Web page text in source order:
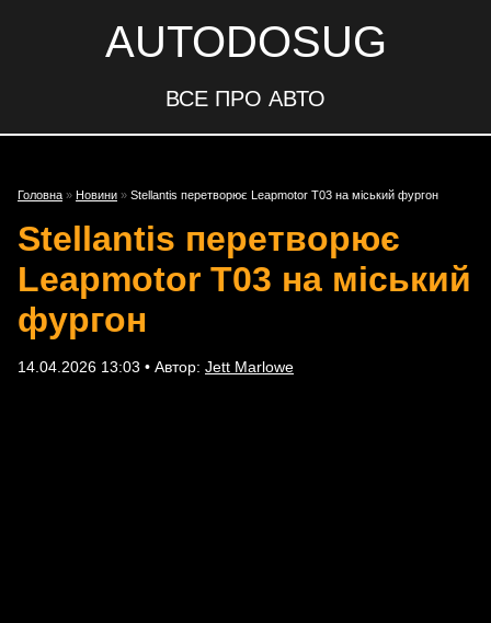
AUTODOSUG
ВСЕ ПРО АВТО
Головна » Новини » Stellantis перетворює Leapmotor T03 на міський фургон
Stellantis перетворює
Leapmotor T03 на міський
фургон
14.04.2026 13:03 • Автор: Jett Marlowe